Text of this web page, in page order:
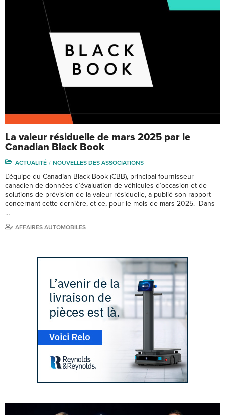
La valeur résiduelle de mars 2025 par le
Canadian Black Book
ACTUALITÉ NOUVELLES DES ASSOCIATIONS
L’équipe du Canadian Black Book (CBB), principal fournisseur
canadien de données d’évaluation de véhicules d’occasion et de
solutions de prévision de la valeur résiduelle, a publié son rapport
concernant cette dernière, et ce, pour le mois de mars 2025. Dans
…
AFFAIRES AUTOMOBILES